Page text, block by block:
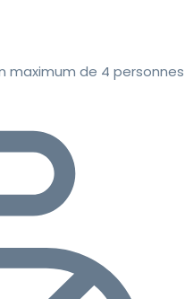
maximum de 4 personnes